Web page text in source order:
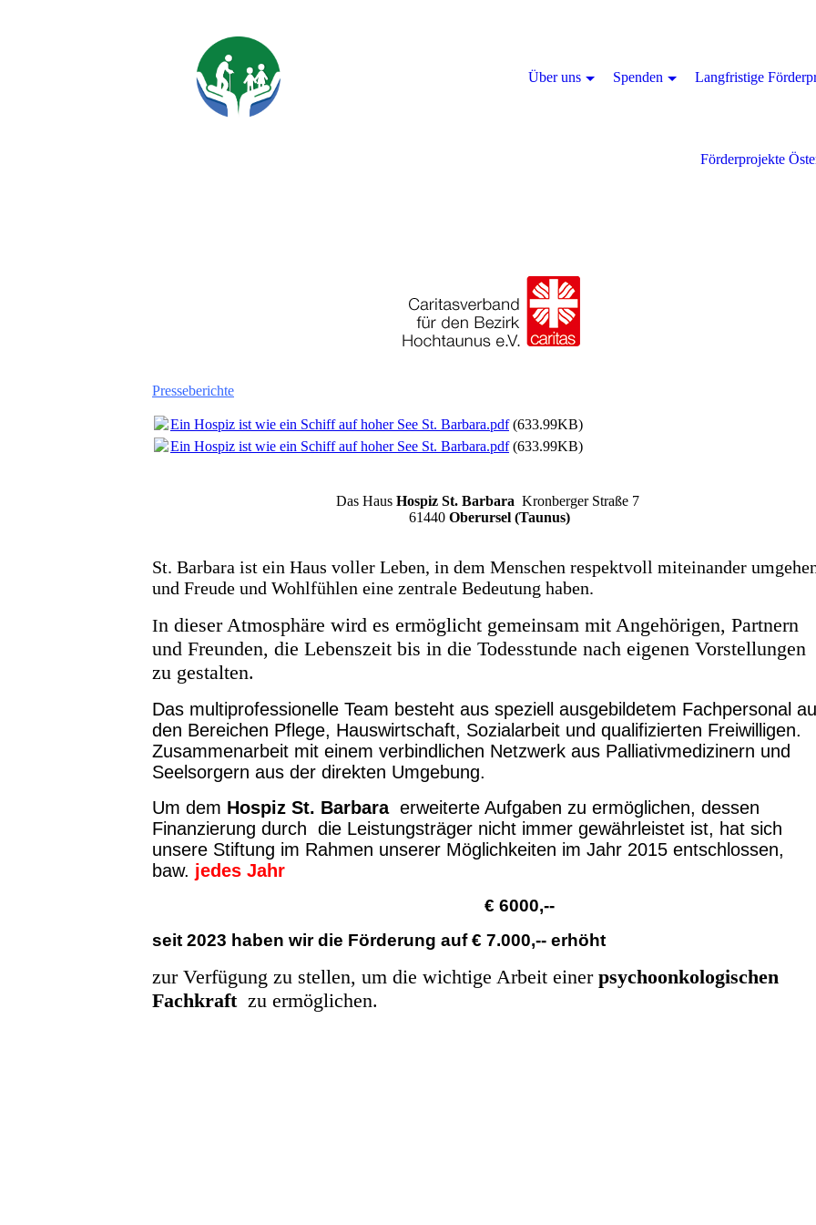
Presseberichte
Ein Hospiz ist wie ein Schiff auf hoher See St. Barbara.pdf(633.99KB)
Ein Hospiz ist wie ein Schiff auf hoher See St. Barbara.pdf(633.99KB)
Das Haus Hospiz St. Barbara Kronberger Straße 7
61440 Oberursel (Taunus)
St. Barbara ist ein Haus voller Leben, in dem Menschen respektvoll miteinander
und Freude und Wohlfühlen eine zentrale Bedeutung haben.
In dieser Atmosphäre wird es ermöglicht gemeinsam mit Angehörigen, Partnern
und Freunden, die Lebenszeit bis in die Todesstunde nach eigenen Vorstellungen
zu gestalten.
Das multiprofessionelle Team besteht aus speziell ausgebildetem Fachpersonal
den Bereichen Pflege, Hauswirtschaft, Sozialarbeit und qualifizierten Freiwilligen.
Zusammenarbeit mit einem verbindlichen Netzwerk aus Palliativmedizinern und
Seelsorgern aus der direkten Umgebung.
Um dem Hospiz St. Barbaraerweiterte Aufgaben zu ermöglichen, dessen
Finanzierung durch die Leistungsträger nicht immer gewährleistet ist, hat sich
unsere Stiftung im Rahmen unserer Möglichkeiten im Jahr 2015 entschlossen,
baw. jedes Jahr
€ 6000,--
seit 2023 haben wir die Förderung auf € 7.000,-- erhöht
zur Verfügung zu stellen, um die wichtige Arbeit einerpsychoonkologischen
Fachkraft zu ermöglichen.
Über uns Spenden Langfristige
Förderprojekte